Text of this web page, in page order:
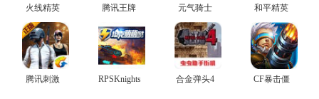
火线精英
下载最新
版本安装
2024版
腾讯王牌
版
元气骑士
更新版
和平精英
腾讯手游
腾讯刺激
RPSKnights(坦
合金弹头4
CF暴击僵